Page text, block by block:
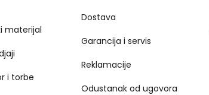
materijal
i torbe
Dostava
Garancija i servis
Reklamacije
Odustanak od ugovora